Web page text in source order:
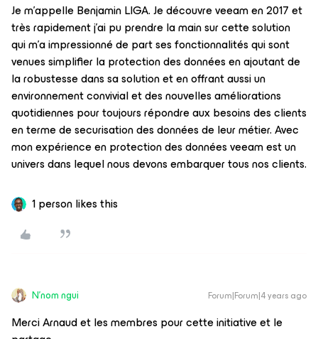
Je m'appelle Benjamin LIGA. Je découvre veeam en 2017 et
très rapidement j'ai pu prendre la main sur cette solution
qui m'a impressionné de part ses fonctionnalités qui sont
venues simplifier la protection des données en ajoutant de
la robustesse dans sa solution et en offrant aussi un
environnement convivial et des nouvelles améliorations
quotidiennes pour toujours répondre aux besoins des clients
en terme de securisation des données de leur métier. Avec
mon expérience en protection des données veeam est un
univers dans lequel nous devons embarquer tous nos clients.
1 person likes this
N'nom ngui Forum|Forum|4 years ago
Merci Arnaud et les membres pour cette initiative et le